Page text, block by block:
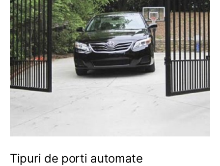
Tipuri de porti automate